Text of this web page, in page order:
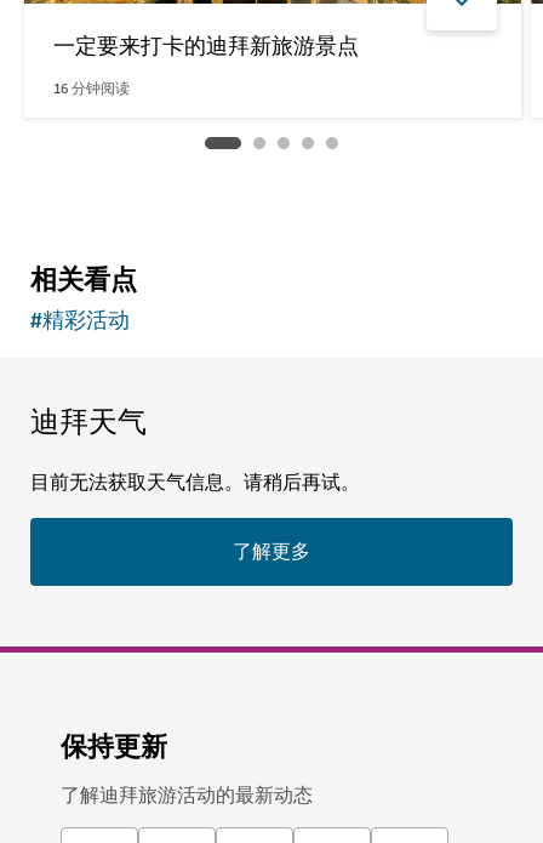
一定要来打卡的迪拜新旅游景点
16分钟阅读
相关看点
#精彩活动
迪拜天气
目前无法获取天气信息。请稍后再试。
了解更多
保持更新
了解迪拜旅游活动的最新动态